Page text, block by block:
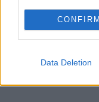
CONFIRM
Data Deletion